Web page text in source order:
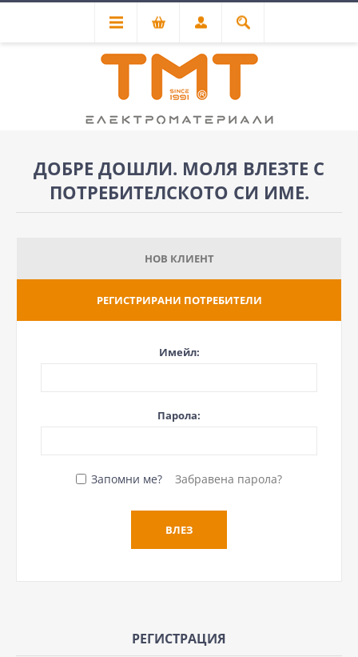
ДОБРЕ ДОШЛИ. МОЛЯ ВЛЕЗТЕ С
ПОТРЕБИТЕЛСКОТО СИ ИМЕ.
НОВ КЛИЕНТ
РЕГИСТРИРАНИ ПОТРЕБИТЕЛИ
Имейл:
Парола:
Запомни ме? Забравена парола?
РЕГИСТРАЦИЯ